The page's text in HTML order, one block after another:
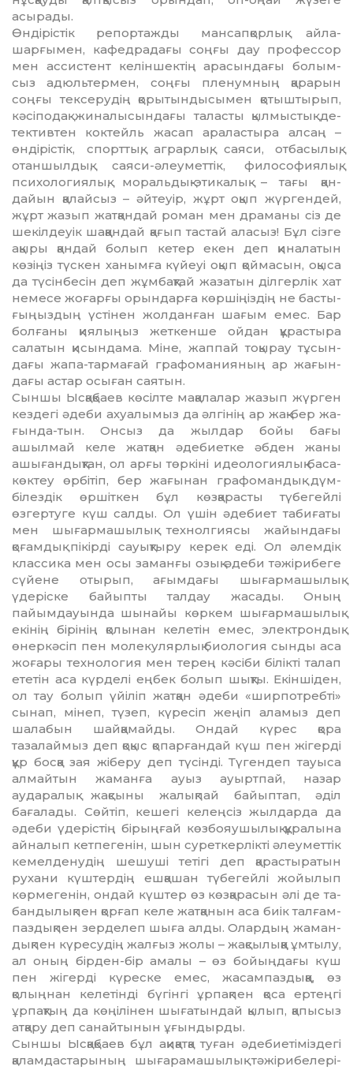
асырады.
Өндірістік репортажды ман­сап­қор­лық айла-
шарғымен, ка­фед­ра­дағы соңғы дау профессор
мен ассис­тент келіншектің ара­сын­дағы бо­­лым­­
сыз адюльтермен, соңғы пле­нум­­ның қа­рарын
соңғы тексеру­дің қоры­тын­дысымен қотыштырып,
кәсіподақ жиналысындағы таласты қылмыстық де­
тективтен коктейль жа­сап аралас­тыра алсаң –
өндірістік, спорттық, аг­рарлық, саяси, отба­сы­лық,
отан­шыл­дық, саяси-әлеуметтік, фило­со­фия­лық,
психологиялық, мораль­дық-этикалық – тағы қан­
дайын қа­лайсыз – әйтеуір, жұрт оқып жүр­гендей,
жұрт жазып жат­қан­дай роман мен драманы сіз де
ше­кілдеуік шақ­қандай қағып тастай аласыз! Бұл сізге
ақыры қандай болып кетер екен деп қиналатын
көзіңіз түс­кен ха­ным­ға күйеуі оқып қой­ма­сын, оқыса
да түсінбесін деп жұмбақ­тай жазатын діл­герлік хат
немесе жоғарғы орын­дар­ға көршіңіздің не басты­
ғы­ңыздың үстінен жолданған шағым емес. Бар
бол­ғаны қиялыңыз жеткенше ойдан құрастыра
салатын қисын­дама. Мі­не, жаппай тоқырау тұсын­
дағы жапа-тар­мағай графома­нияның ар жағын­
дағы астар осыған саятын.
Сыншы Ысқақбаев көсілте ма­қа­лалар жазып жүрген
кездегі әдеби ах­уалымыз да әлгінің ар жақ-бер жа­
ғында-тын. Онсыз да жылдар бойы бағы
ашылмай келе жатқан әдебиетке әбден жаны
ашығандықтан, ол арғы төр­кіні идеологиялық баса-
көктеу өрбітіп, бер жағынан графомандық дүм­
білездік өршіткен бұл көзқарасты тү­­бегейлі
өзгертуге күш салды. Ол үшін әдебиет табиғаты
мен шы­ғар­машылық технолгиясы жайындағы
қоғамдық пікірді сауықтыру керек еді. Ол әлемдік
классика мен осы за­манғы озық әдеби тәжірибеге
сүйене отырып, ағымдағы шығармашылық
үдеріске байыпты талдау жасады. Оның
пайымдауында шынайы көр­кем шығармашылық
екінің бірінің қо­лынан келетін емес, электрондық
өнер­кәсіп пен молекулярлық биология сынды аса
жоғары технология мен терең кәсіби білікті талап
ететін аса күрделі еңбек болып шықты. Екін­­шіден,
ол тау болып үйіліп жат­қан әдеби «ширпотребті»
сынап, мі­­неп, түзеп, күресіп жеңіп аламыз деп
шалабын шайқамайды. Ондай кү­­рес қора
тазалаймыз деп қоқыс қо­­­пар­ғандай күш пен жігерді
құр бос­қа зая жіберу деп түсінді. Түгендеп тауыса
алмайтын жаманға ауыз ауыртпай, назар
аударалық жақсыны жалықпай байыптап, әділ
бағалады. Сөйтіп, кешегі келеңсіз жылдарда да
әд­е­би үдерістің бірыңғай көзбояу­шы­лық құралына
айналып кетпе­ге­нін, шын суреткерлікті әлеуметтік
ке­­мелде­ну­дің шешуші тетігі деп қа­рас­тыратын
рухани күштердің еш­қа­шан түбегейлі жойылып
көрмегенін, ондай күштер өз көзқарасын әлі де та­
бандылықпен қорғап келе жат­қа­нын аса биік тал­ғам­
паздықпен зерде­леп шыға алды. Олардың жам­ан­
дықпен күресудің жалғыз жолы – жақсылыққа ұмтылу,
ал оның бірден-бір амалы – өз бойың­дағы күш
пен жігерді күреске емес, жасампаздыққа, өз
қолыңнан келетінді бүгінгі ұрпақпен қоса ер­теңгі
ұрпақтың да көңілінен шыға­тындай қылып, қапысыз
атқару деп санайтынын ұғындырды.
Сыншы Ысқақбаев бұл ақиқатқа туған әдебиетіміздегі
қаламдастары­ның шығарамашылық тәжірибелері­